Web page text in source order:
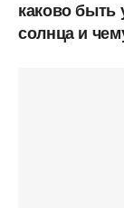
каково быть
солнца и